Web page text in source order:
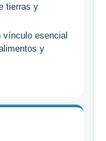
tierras y
vínculo esencial
y